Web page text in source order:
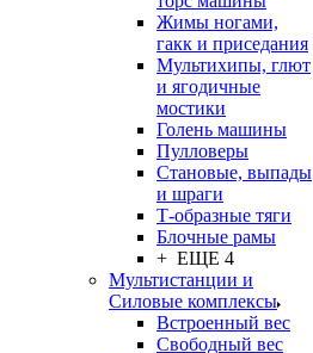
Жимы ногами,
гакк и приседания
Мультихипы, глют
и ягодичные
мостики
Голень машины
Пулловеры
Становые, выпады
и шраги
Т-образные тяги
Блочные рамы
+ ЕЩЕ 4
Мультистанции и
Силовые комплексы
Встроенный вес
Свободный вес